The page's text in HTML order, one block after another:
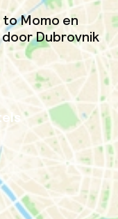
to Momo en
Dubrovnik